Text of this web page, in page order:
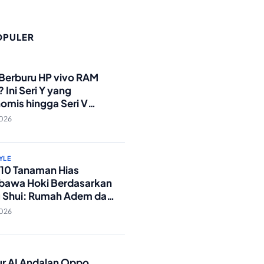
HP vivo RAM
Ini Seri Y yang
hingga Seri V
Militer!
Tanaman Hias
Hoki Berdasarkan
Shui: Rumah Adem dan
Lancar!